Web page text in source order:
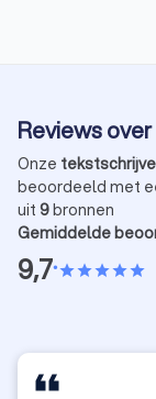
waar AI nog altijd
Reviews
Onze
beoordeeld met
uit 9bronnen
Gemiddelde
9,7•starstarstarstarstar